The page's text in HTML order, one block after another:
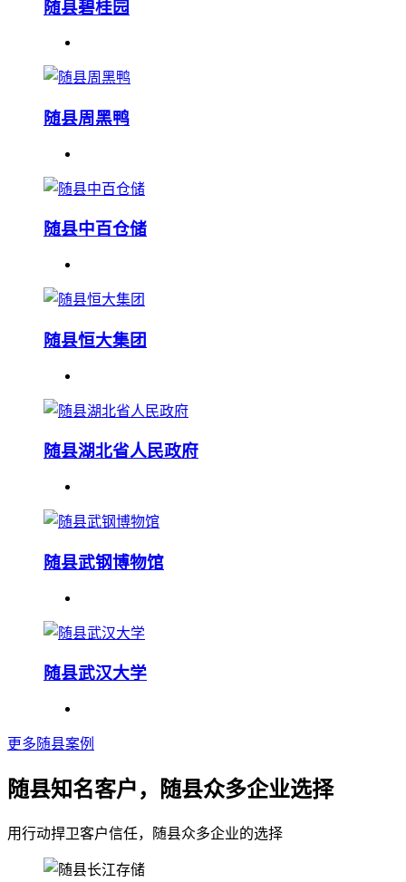
随县碧桂园
随县周黑鸭
随县中百仓储
随县恒大集团
随县湖北省人民政府
随县武钢博物馆
随县武汉大学
更多随县案例
随县知名客户，随县众多企业选择
用行动捍卫客户信任，随县众多企业的选择